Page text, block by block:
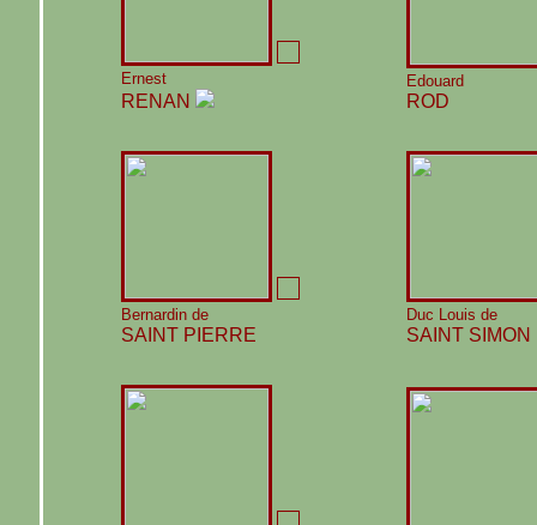
Ernest
RENAN
Edouard
ROD
Bernardin de
SAINT PIERRE
Duc Louis de
SAINT SIMON